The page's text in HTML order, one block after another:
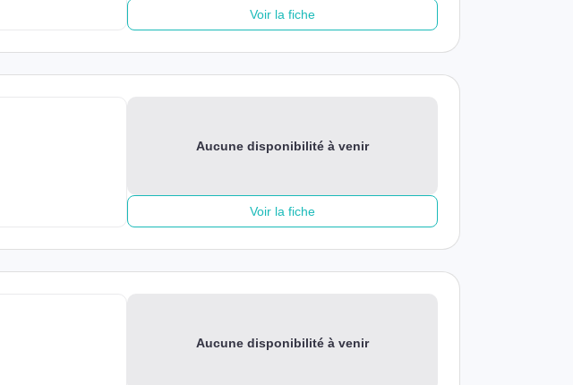
Voir la fiche
Aucune disponibilité à venir
Voir la fiche
Aucune disponibilité à venir